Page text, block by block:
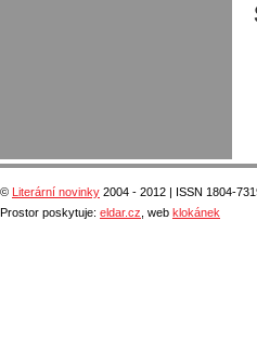
© Literární novinky 2004 - 2012 | ISSN 1804-
Prostor poskytuje: eldar.cz , web klokánek